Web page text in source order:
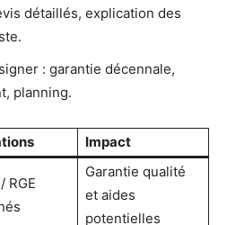
détaillés, explication des
: garantie décennale,
planning.
Impact
RGE
Garantie qualité
et aides
potentielles